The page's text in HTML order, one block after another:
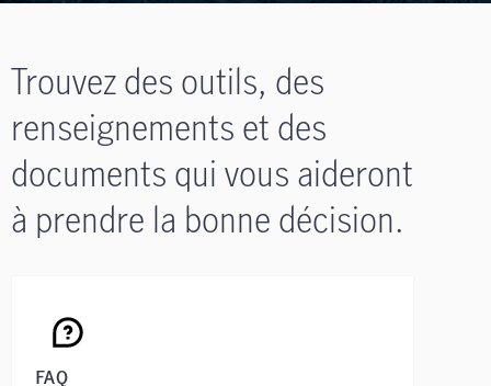
Trouvez des outils, des
renseignements et des
documents qui vous aideront
à prendre la bonne décision.
FAQ